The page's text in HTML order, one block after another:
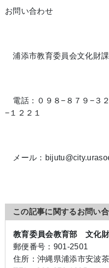
お問い合わせ
浦添市教育委員会文化財
電話：０９８−８７９−
−１２２１
メール：
この記事に関するお問い
教育委員会教育部 文化
郵便番号： 901-2501
住所： 沖縄県浦添市安波